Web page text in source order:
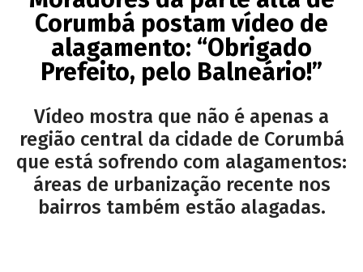
Corumbá postam vídeo de
alagamento: “Obrigado
Prefeito, pelo Balneário!”
Vídeo mostra que não é apenas a
região central da cidade de Corumbá
que está sofrendo com alagamentos:
áreas de urbanização recente nos
bairros também estão alagadas.